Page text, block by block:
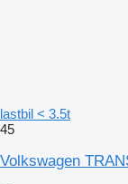
lastbil < 3.5t
45
Volkswagen